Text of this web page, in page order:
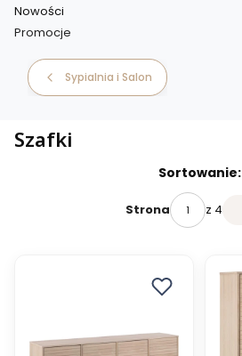
Nowości
Promocje
Koniec menu
Sypialnia i Salon
Szafki
Sortowanie:
Strona z 4